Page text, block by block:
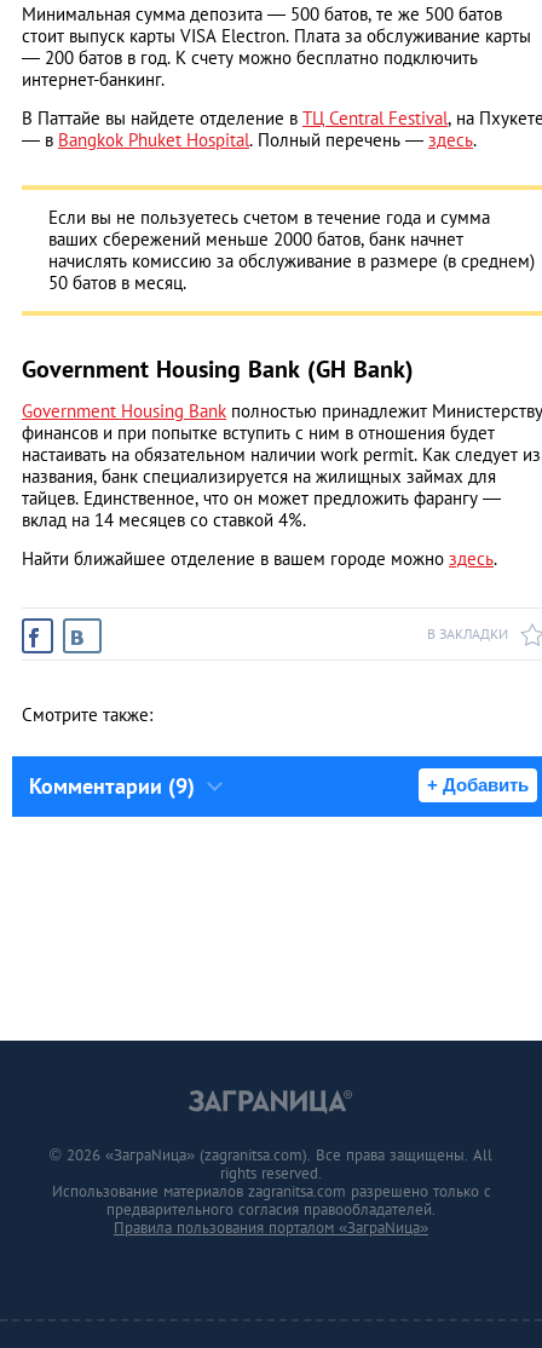
Минимальная сумма депозита ― 500 батов, те же 500 батов
стоит выпуск карты VISA Electron. Плата за обслуживание карты
― 200 батов в год. К счету можно бесплатно подключить
интернет-банкинг.
В Паттайе вы найдете отделение в ТЦ Central Festival, на
― в Bangkok Phuket Hospital. Полный перечень ― здесь.
Если вы не пользуетесь счетом в течение года и сумма
ваших сбережений меньше 2000 батов, банк начнет
начислять комиссию за обслуживание в размере (в среднем)
50 батов в месяц.
Government Housing Bank (GH Bank)
Government Housing Bank полностью принадлежит Министерству
финансов и при попытке вступить с ним в отношения будет
настаивать на обязательном наличии work permit. Как следует из
названия, банк специализируется на жилищных займах для
тайцев. Единственное, что он может предложить фарангу ―
вклад на 14 месяцев со ставкой 4%.
Найти ближайшее отделение в вашем городе можно здесь.
В ЗАКЛАДКИ
Смотрите также:
Комментарии (9) + Добавить
© 2026 «ЗаграNица» (zagranitsa.com). Все права защищены. All
rights reserved.
Использование материалов zagranitsa.com разрешено только с
предварительного согласия правообладателей.
Правила пользования порталом «ЗаграNица»